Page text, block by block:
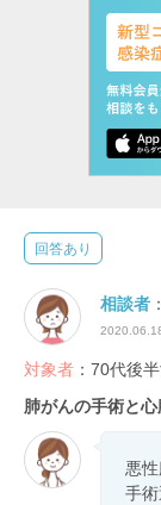
回答あり
相談者
対象者 ：70代後
肺がんの手術と
悪
手